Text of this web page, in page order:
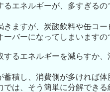
るエネルギーが、多すぎる
きますが、炭酸飲料や缶コ
ーバーになってしまいます
するエネルギーを減らすか
蓄積し、消費側が多ければ
では、そう簡単に分解でき